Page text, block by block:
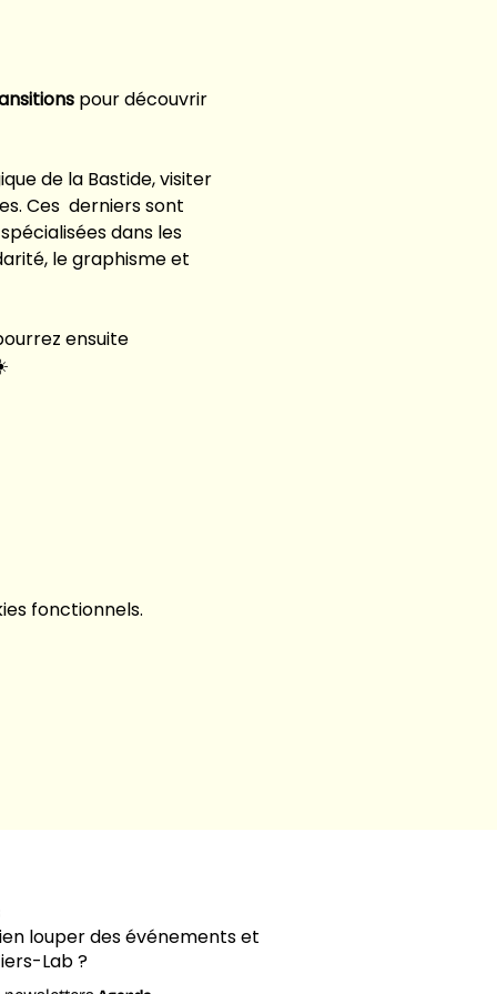
pour découvrir
de la Bastide, visiter
Ces  derniers sont
dans les
le graphisme et
ensuite
fonctionnels.
louper des événements et
Lab ?